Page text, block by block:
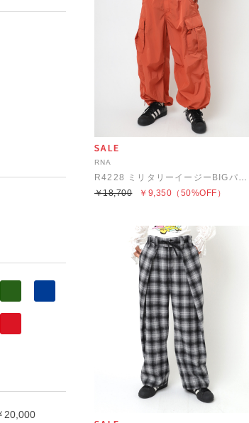
20,000
RNA
R4228 ミリタリーイージーBIGパンツ
￥9,350
￥18,700 （50%OFF）